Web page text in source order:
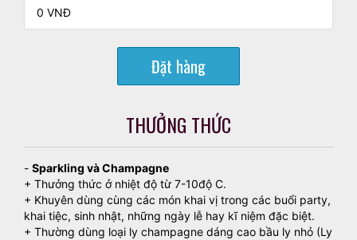
Đặt hàng
THƯỞNG THỨC
- Sparkling và Champagne
+ Thưởng thức ở nhiệt độ từ 7-10độ C.
+ Khuyên dùng cùng các món khai vị trong các buổi party,
khai tiệc, sinh nhật, những ngày lễ hay kĩ niệm đặc biệt.
+ Thường dùng loại ly champagne dáng cao bầu ly nhỏ (Ly